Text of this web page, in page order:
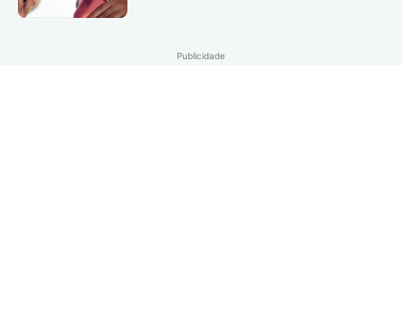
Publicidade